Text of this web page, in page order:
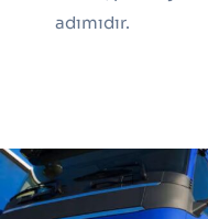
adımıdır.